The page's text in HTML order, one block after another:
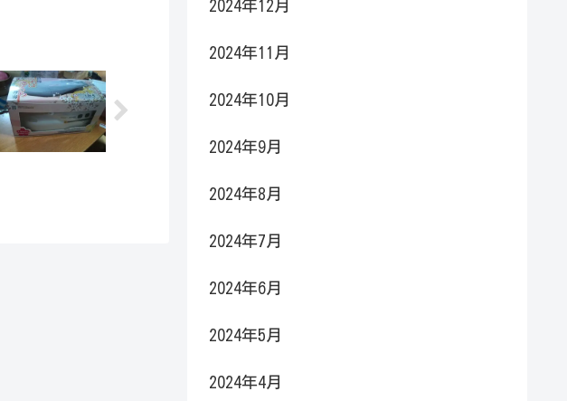
2024年12月
2024年11月
2024年10月
2024年9月
2024年8月
2024年7月
2024年6月
2024年5月
2024年4月